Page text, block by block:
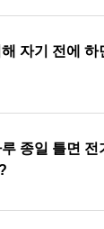
자기 전에 하
종일 틀면 전